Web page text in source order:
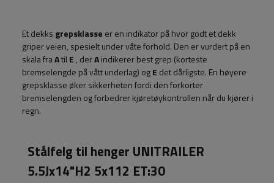
Et dekks grepsklasse er en indikator på hvor godt et dekk
griper veien, spesielt under våte forhold. Den er vurdert på en
skala fraAtil E, derAindikerer best grep (korteste
bremselengde på vått underlag) ogE det dårligste. En høyere
grepsklasse øker sikkerheten fordi den forkorter
bremselengden og forbedrer kjøretøykontrollen når du kjører i
regn.
Stålfelg til henger UNITRAILER
5.5Jx14"H2 5x112 ET:30